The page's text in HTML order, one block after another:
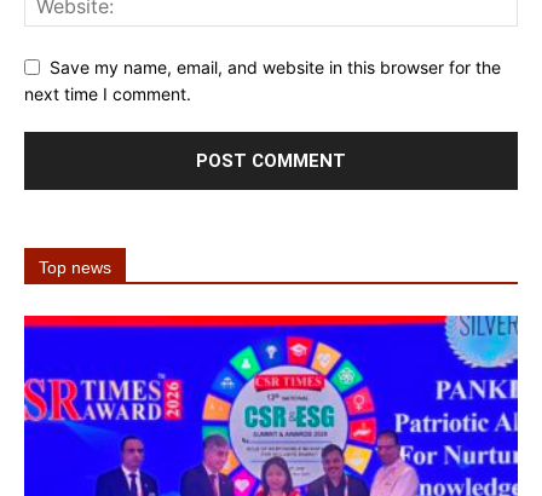
Save my name, email, and website in this browser for the
next time I comment.
Top news